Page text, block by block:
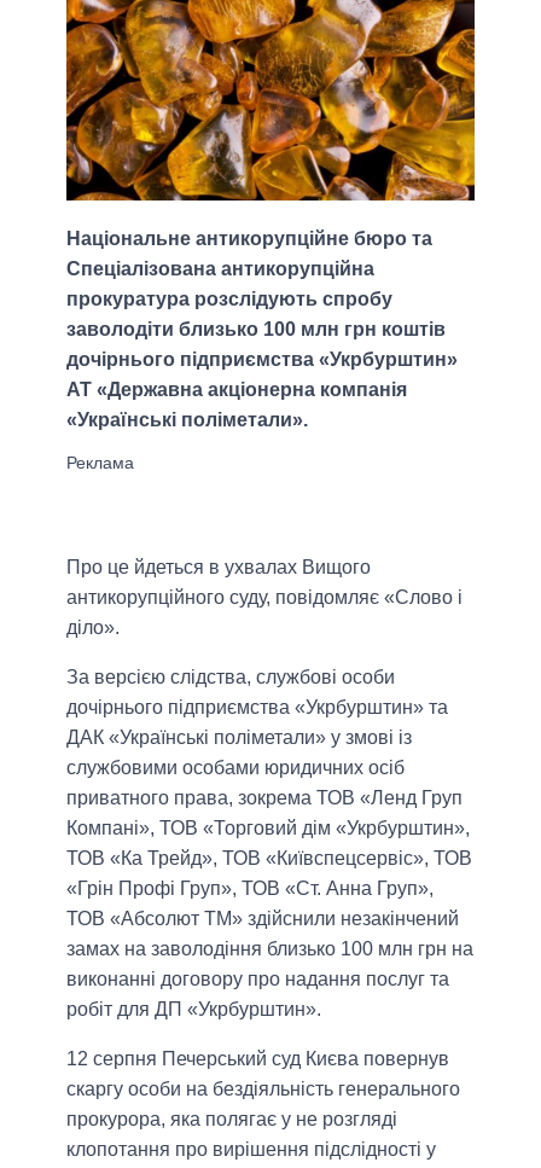
Національне антикорупційне бюро та
Спеціалізована антикорупційна
прокуратура розслідують спробу
заволодіти близько 100 млн грн коштів
дочірнього підприємства «Укрбурштин»
АТ «Державна акціонерна компанія
«Українські поліметали».
Про це йдеться в ухвалах Вищого
антикорупційного суду, повідомляє «Слово і
діло».
За версією слідства, службові особи
дочірнього підприємства «Укрбурштин» та
ДАК «Українські поліметали» у змові із
службовими особами юридичних осіб
приватного права, зокрема ТОВ «Ленд Груп
Компані», ТОВ «Торговий дім «Укрбурштин»,
ТОВ «Ка Трейд», ТОВ «Київспецсервіс», ТОВ
«Грін Профі Груп», ТОВ «Ст. Анна Груп»,
ТОВ «Абсолют ТМ» здійснили незакінчений
замах на заволодіння близько 100 млн грн на
виконанні договору про надання послуг та
робіт для ДП «Укрбурштин».
12 серпня Печерський суд Києва повернув
скаргу особи на бездіяльність генерального
прокурора, яка полягає у не розгляді
клопотання про вирішення підслідності у